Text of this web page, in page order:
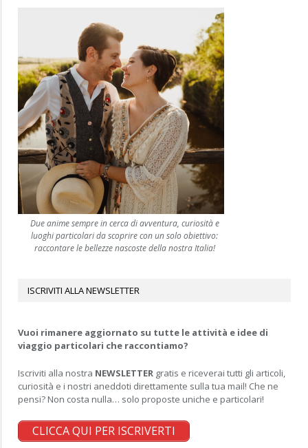
Due anime sempre in cerca di avventura, curiosità e
luoghi particolari da scoprire con un solo obiettivo:
raccontare le bellezze nascoste della nostra Italia!
ISCRIVITI ALLA NEWSLETTER
Vuoi rimanere aggiornato su tutte le attività e idee di
viaggio particolari che raccontiamo?
Iscriviti alla nostra NEWSLETTER gratis e riceverai tutti gli articoli,
curiosità e i nostri aneddoti direttamente sulla tua mail! Che ne
pensi? Non costa nulla… solo proposte uniche e particolari!
CLICCA QUI PER ISCRIVERTI